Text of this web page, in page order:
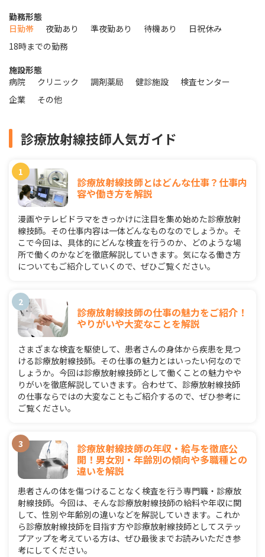
勤務形態
日勤帯
夜勤あり 準夜勤あり 待機あり
日祝休み
18時までの勤務
施設形態
病院
クリニック 調剤薬局 健診施設
検査センター
企業
その他
診療放射線技師人気ガイド
診療放射線技師とはどんな仕事？仕事内
容や働き方を解説
漫画やテレビドラマをきっかけに注目を集め始めた診療放射
線技師。その仕事内容は一体どんなものなのでしょうか。そ
こで今回は、具体的にどんな検査を行うのか、どのような場
所で働くのかなどを徹底解説していきます。気になる働き方
についてもご紹介していくので、ぜひご覧ください。
診療放射線技師の仕事の魅力をご紹介！
やりがいや大変なことを解説
さまざまな検査を駆使して、患者さんの身体から疾患を見つ
ける診療放射線技師。その仕事の魅力とはいったい何なので
しょうか。今回は診療放射線技師として働くことの魅力やや
りがいを徹底解説していきます。合わせて、診療放射線技師
の仕事ならではの大変なこともご紹介するので、ぜひ参考に
ご覧ください。
診療放射線技師の年収・給与を徹底公
開！男女別・年齢別の傾向や多職種との
違いを解説
患者さんの体を傷つけることなく検査を行う専門職・診療放
射線技師。今回は、そんな診療放射線技師の給料や年収に関
して、性別や年齢別の違いなどを解説していきます。これか
ら診療放射線技師を目指す方や診療放射線技師としてステッ
プアップを考えている方は、ぜひ最後までお読みいただき参
考にしてください。